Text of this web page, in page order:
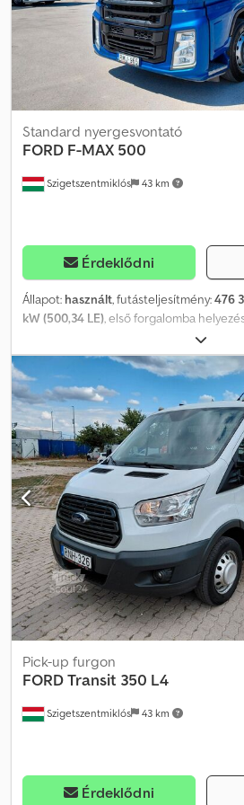
Szigetszentmiklós 43 km
Standard nyergesvontató
FORD F-MAX 500
Érdeklődni
Állapot: használt, futásteljesítmény:476
kW (500,34 LE), első forgalomba
,
hajtástípus:automata, kibocsátási
2019
, Felszereltség: ABS,
légkondicionáló/klíma, hűtőszekrény,
asszisztens Dsdpfx Akszq Nb Nsbock
Szigetszentmiklós 43 km
Pick-up furgon
FORDTransit 350 L4
Érdeklődni